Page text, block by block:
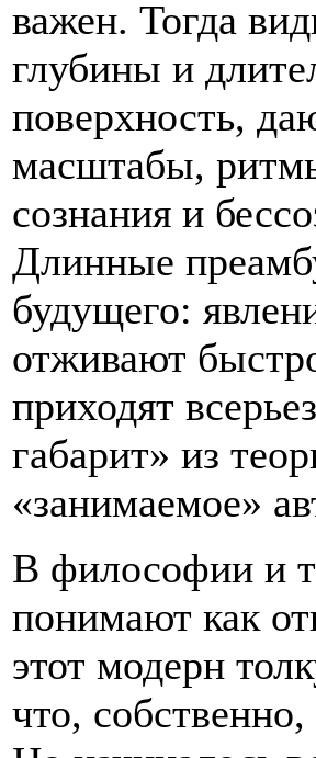
важен. Тогда
глубины и
поверхность,
масштабы,
сознания и
Длинные
будущего:
отживают
приходят
габарит» из
«занимаемое»
В философии и
понимают как
этот модерн
что,